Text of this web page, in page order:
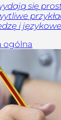
się
i
ogólna